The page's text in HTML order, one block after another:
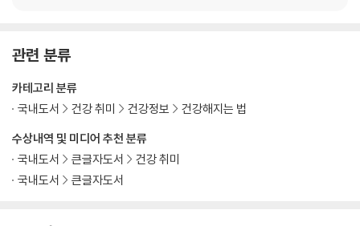
살 찔 걱정이 들지만 포기할 수 없는 지방
비만은 만병의 근원! BMI를 파악하는 올바른 방법
몇 살이든 포기하지 않는 인생을!
제6장 혈관과 혈류를 깨끗이 하기
고혈압, 고혈당으로 죽고 싶지 않다면 지녀야 하는 마음가짐
유전이라서 어쩔 수 없다고 생각하는가?
관련 분류
수상내역 및 미디어 추천 분류
국내도서
큰글자도서
건강 취미
국내도서
큰글자도서
카테고리 분류
국내도서
건강 취미 건강정보 건강해지는 법